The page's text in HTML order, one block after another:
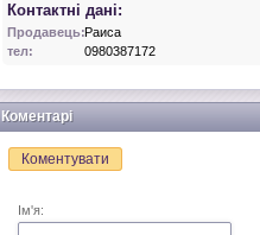
Контактні дані:
Продавець:Раиса
тел:
0980387172
Коментарі
Коментувати
Ім'я: